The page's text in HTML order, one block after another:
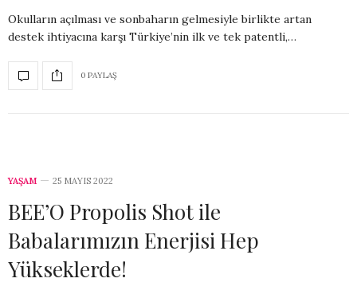
Okulların açılması ve sonbaharın gelmesiyle birlikte artan
destek ihtiyacına karşı Türkiye’nin ilk ve tek patentli,…
0 PAYLAŞ
YAŞAM 25 MAYIS 2022
BEE’O Propolis Shot ile
Babalarımızın Enerjisi Hep
Yükseklerde!